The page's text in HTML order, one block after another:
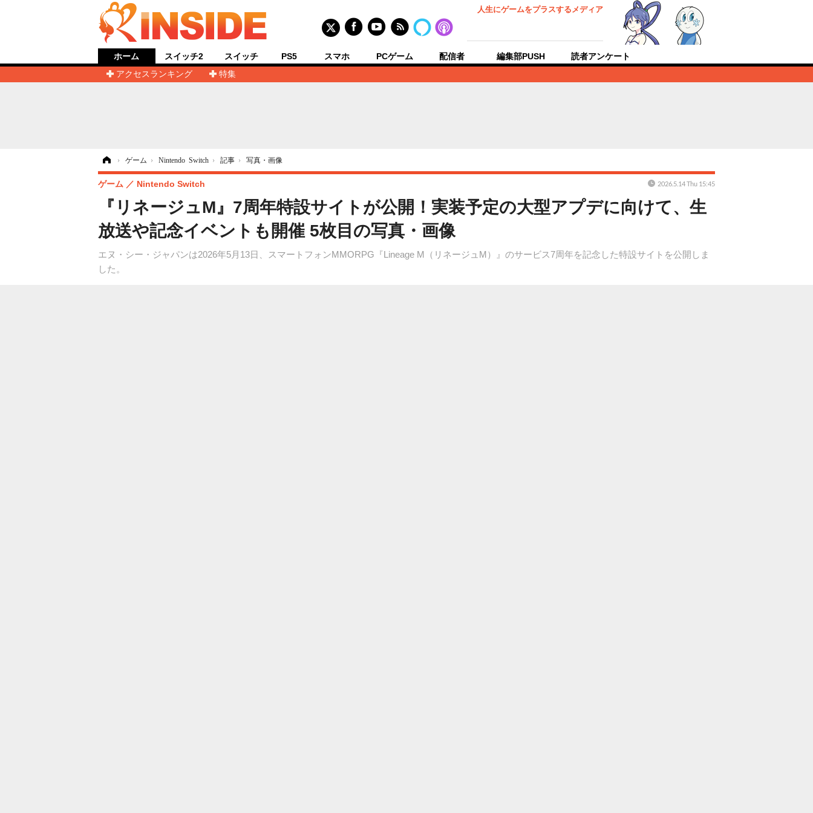
人生にゲームをプラスするメディア
ホーム
アクセスランキング
特集
スイッチ2 スイッチ PS5 スマホ PCゲーム 配信者 編集部PUSH 読者アンケート
› ゲーム › Nintendo Switch › 記事 › 写真・画像
『リネージュM』7周年特設サイトが公開！実装予定の大型アプデに向けて、生
放送や記念イベントも開催 5枚目の写真・画像
エヌ・シー・ジャパンは2026年5月13日、スマートフォンMMORPG『Lineage M（リネージュM）』のサービス7周年を記念した特設サイトを公開しま
した。
ゲーム Nintendo Switch 2026.5.14 Thu 15:45